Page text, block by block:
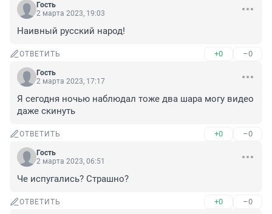
Гость
2 марта 2023, 19:03
Наивный русский народ!
ОТВЕТИТЬ +0 –0
Гость
2 марта 2023, 17:17
Я сегодня ночью наблюдал тоже два шара могу видео
даже скинуть
ОТВЕТИТЬ +0 –0
Гость
2 марта 2023, 06:51
Че испугались? Страшно?
ОТВЕТИТЬ +0 –0